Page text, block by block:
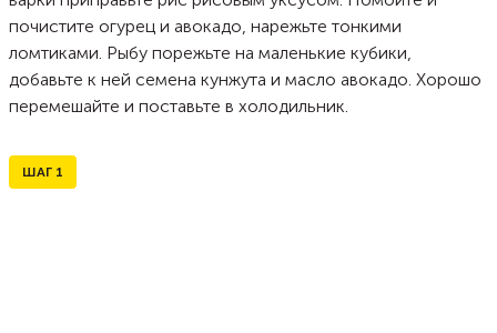
почистите огурец и авокадо, нарежьте тонкими
ломтиками. Рыбу порежьте на маленькие кубики,
добавьте к ней семена кунжута и масло авокадо. Хорошо
перемешайте и поставьте в холодильник.
ШАГ 1